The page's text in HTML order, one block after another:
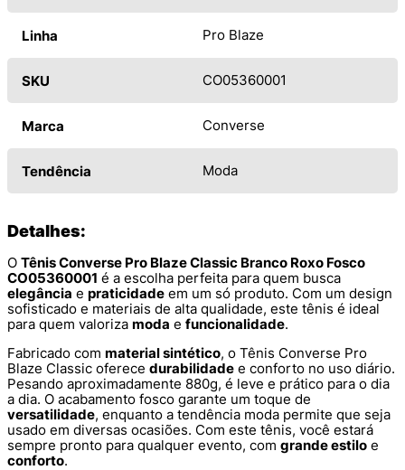
Linha Pro Blaze
SKU CO05360001
Marca Converse
Tendência Moda
Detalhes:
O Tênis Converse Pro Blaze Classic Branco Roxo Fosco
CO05360001 é a escolha perfeita para quem busca
elegância e praticidade em um só produto. Com um design
sofisticado e materiais de alta qualidade, este tênis é ideal
para quem valoriza moda e funcionalidade.
Fabricado com material sintético, o Tênis Converse Pro
Blaze Classic oferece durabilidade e conforto no uso diário.
Pesando aproximadamente 880g, é leve e prático para o dia
a dia. O acabamento fosco garante um toque de
versatilidade, enquanto a tendência moda permite que seja
usado em diversas ocasiões. Com este tênis, você estará
sempre pronto para qualquer evento, com grande estilo e
conforto.